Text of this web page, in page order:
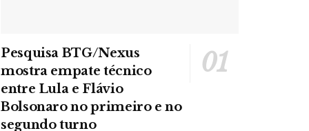
Pesquisa BTG/Nexus
mostra empate técnico
entre Lula e Flávio
Bolsonaro no primeiro e no
segundo turno